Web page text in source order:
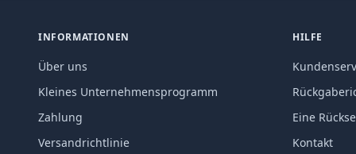
INFORMATIONEN
Über uns
Kleines Unternehmensprogramm
Zahlung
Versandrichtlinie
HILFE
Eine
Kontakt